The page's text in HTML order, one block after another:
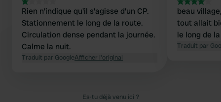
Rien n'indique qu'il s'agisse d'un CP.
Stationnement le long de la route.
Circulation dense pendant la journée.
Calme la nuit.
Traduit par GoogleAfficher l'original
beau
tout allait
le long de
Traduit par
Es-tu déjà venu ici ?